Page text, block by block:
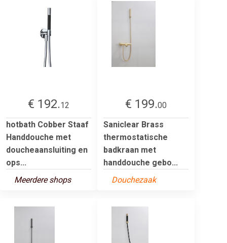
€ 192.12
hotbath Cobber Staaf
Handdouche met
doucheaansluiting en
ops...
Meerdere shops
€ 199.00
Saniclear Brass
thermostatische
badkraan met
handdouche gebo...
Douchezaak